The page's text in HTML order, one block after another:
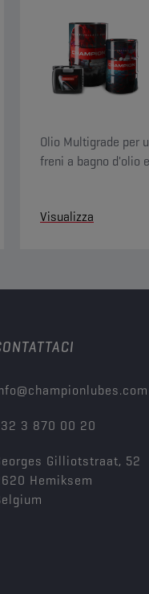
Olio Multigrade per
freni a bagno d'olio
Visualizza
3 870 00 20
Gilliotstraat, 52
Hemiksem